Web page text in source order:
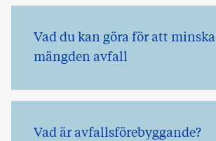
Vad du kan göra för att minska
mängden avfall
Vad är avfallsförebyggande?